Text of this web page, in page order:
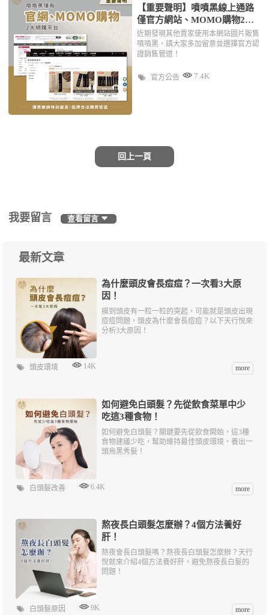
【重要聲明】噴噴黑線上通路
僅官方網站、MOMO購物2大
平台
近期發現其他賣家使用本網站圖片販售
噴噴黑，請大家多加留意並選擇官方認
證銷售管道！
官方公告 7.4K
回上一頁
我要留言 查看留言
最新文章
為什麼頭皮會長痘痘？一次看3大原
因！
摸到頭皮有一粒一粒的突起，可能就是頭皮出現
痘痘問題，頭皮為什麼會長痘痘？以下天行悅來
分析3大原因！
頭皮環境 14K more
如何避免白頭髮？先從飲食菜單中少
吃這3種食物！
如何避免白頭髮？關鍵要先從飲食開始，這3種
食物建議少吃，幫助維持最佳頭皮環境，養出一
頭烏黑秀髮！
白頭髮改善 6.4K more
熬夜長白頭髮怎麼辦？4個方法養好
肝！
熬夜會長白頭髮嗎？熬夜長白頭髮怎麼辦？天行
悅就來介紹4個方法養好肝，避免熬夜長白髮的
問題！
白頭髮原因 9K more